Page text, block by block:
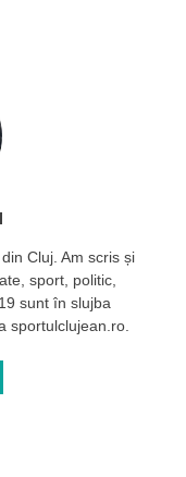
Cluj. Am scris și
sport, politic,
sunt în slujba
sportulclujean.ro.